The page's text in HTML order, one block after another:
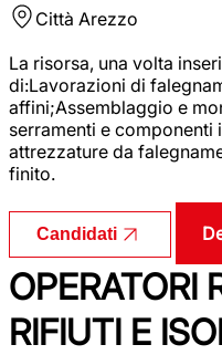
Città Arezzo
La risorsa, una volta
di:Lavorazioni di
affini;Assemblaggio e
serramenti e
attrezzature da
finito.
Candidati
OPERATORI
RIFIUTI E